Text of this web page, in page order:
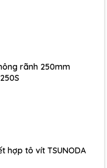
rãnh 250mm
hợp tô vít TSUNODA